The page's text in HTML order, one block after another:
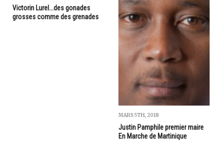
Victorin Lurel...des gonades
grosses comme des grenades
MARS 5TH, 2018
Justin Pamphile premier maire
En Marche de Martinique